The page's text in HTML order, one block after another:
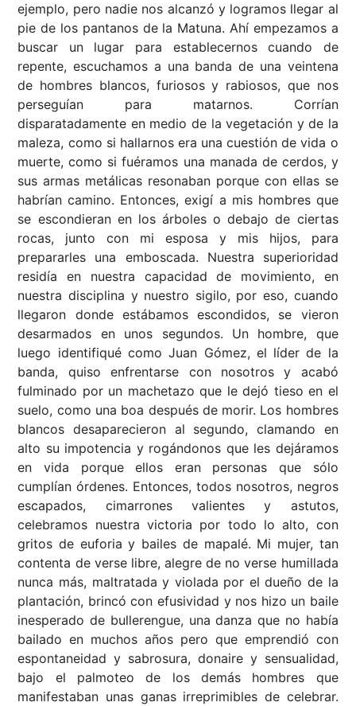
ejemplo, pero nadie nos alcanzó y logramos llegar al
pie de los pantanos de la Matuna. Ahí empezamos a
buscar un lugar para establecernos cuando de
repente, escuchamos a una banda de una veintena
de hombres blancos, furiosos y rabiosos, que nos
perseguían para matarnos. Corrían
disparatadamente en medio de la vegetación y de la
maleza, como si hallarnos era una cuestión de vida o
muerte, como si fuéramos una manada de cerdos, y
sus armas metálicas resonaban porque con ellas se
habrían camino. Entonces, exigí a mis hombres que
se escondieran en los árboles o debajo de ciertas
rocas, junto con mi esposa y mis hijos, para
prepararles una emboscada. Nuestra superioridad
residía en nuestra capacidad de movimiento, en
nuestra disciplina y nuestro sigilo, por eso, cuando
llegaron donde estábamos escondidos, se vieron
desarmados en unos segundos. Un hombre, que
luego identifiqué como Juan Gómez, el líder de la
banda, quiso enfrentarse con nosotros y acabó
fulminado por un machetazo que le dejó tieso en el
suelo, como una boa después de morir. Los hombres
blancos desaparecieron al segundo, clamando en
alto su impotencia y rogándonos que les dejáramos
en vida porque ellos eran personas que sólo
cumplían órdenes. Entonces, todos nosotros, negros
escapados, cimarrones valientes y astutos,
celebramos nuestra victoria por todo lo alto, con
gritos de euforia y bailes de mapalé. Mi mujer, tan
contenta de verse libre, alegre de no verse humillada
nunca más, maltratada y violada por el dueño de la
plantación, brincó con efusividad y nos hizo un baile
inesperado de bullerengue, una danza que no había
bailado en muchos años pero que emprendió con
espontaneidad y sabrosura, donaire y sensualidad,
bajo el palmoteo de los demás hombres que
manifestaban unas ganas irreprimibles de celebrar.